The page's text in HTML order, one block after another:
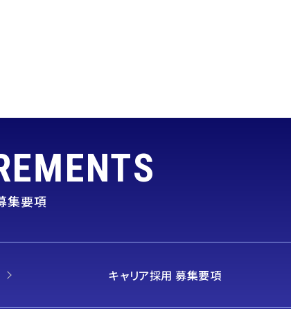
集要項
キャリア採用 募集要項